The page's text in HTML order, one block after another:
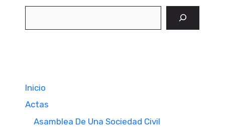
Inicio
Actas
Asamblea De Una Sociedad Civil